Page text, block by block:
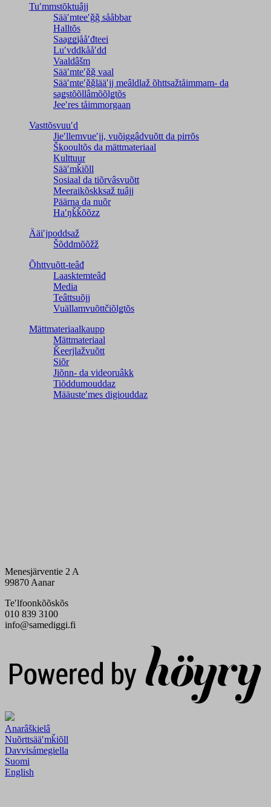
Tuʹmmstõktuâjj
Sääʹmteeʹǧǧ sååbbar
Halltõs
Saaǥǥjååʹđteei
Luʹvddkååʹdd
Vaaldâšm
Sääʹmteʹǧǧ vaal
Sääʹmteʹǧǧlääʹjj meâldlaž õhttsažtåimmam- da
saǥstõõllâmõõlǥtõs
Jeeʹres tåimmorgaan
Vasttõsvuuʹd
Jieʹllemvueʹjj, vuõiggâdvuõtt da pirrõs
Škooultõs da mättmateriaal
Kulttuur
Sääʹmǩiõll
Sosiaal da tiõrvâsvuõtt
Meeraikõskksaž tuâjj
Päärna da nuõr
Haʹŋǩǩõõzz
Ääiʹjpoddsaž
Šõddmõõžž
Õhttvuõtt-teâđ
Laasktemteâđ
Media
Teâttsuõjj
Vuällamvuõttčiõlǥtõs
Mättmateriaalkaupp
Mättmateriaal
Ǩeerjlažvuõtt
Siõr
Jiõnn- da videoruâkk
Tiõddumouddaz
Määusteʹmes digiouddaz
Menesjärventie 2 A
99870 Aanar
Teʹlfoonkõõskõs
010 839 3100
info@samediggi.fi
Anarâškielâ
Nuõrttsääʹmǩiõll
Davvisámegiella
Suomi
English